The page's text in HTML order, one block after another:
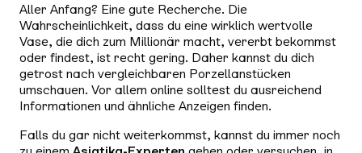
Aller Anfang? Eine gute Recherche. Die
Wahrscheinlichkeit, dass du eine wirklich wertvolle
Vase, die dich zum Millionär macht, vererbt bekommst
oder findest, ist recht gering. Daher kannst du dich
getrost nach vergleichbaren Porzellanstücken
umschauen. Vor allem online solltest du ausreichend
Informationen und ähnliche Anzeigen finden.
Falls du gar nicht weiterkommst, kannst du immer noch